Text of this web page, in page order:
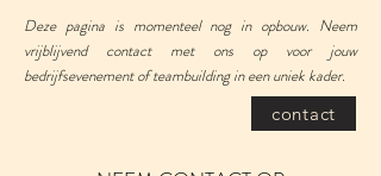
Deze pagina is momenteel nog in opbouw. Neem
vrijblijvend contact met ons op voor jouw
bedrijfsevenement of teambuilding in een uniek kader.
contact